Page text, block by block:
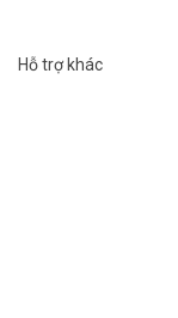
– Dữ liệu trong máy
nhận dạng được
Intel của Mỹ, chống
Hỗ trợ khác